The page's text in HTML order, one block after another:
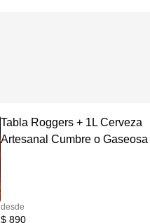
Tabla Roggers + 1L Cerveza
Artesanal Cumbre o Gaseosa
desde
$ 890